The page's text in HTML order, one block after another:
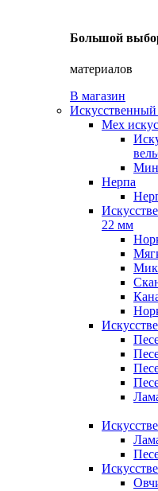
Большой
материалов
В магазин
Мех
Нерпа
22 мм